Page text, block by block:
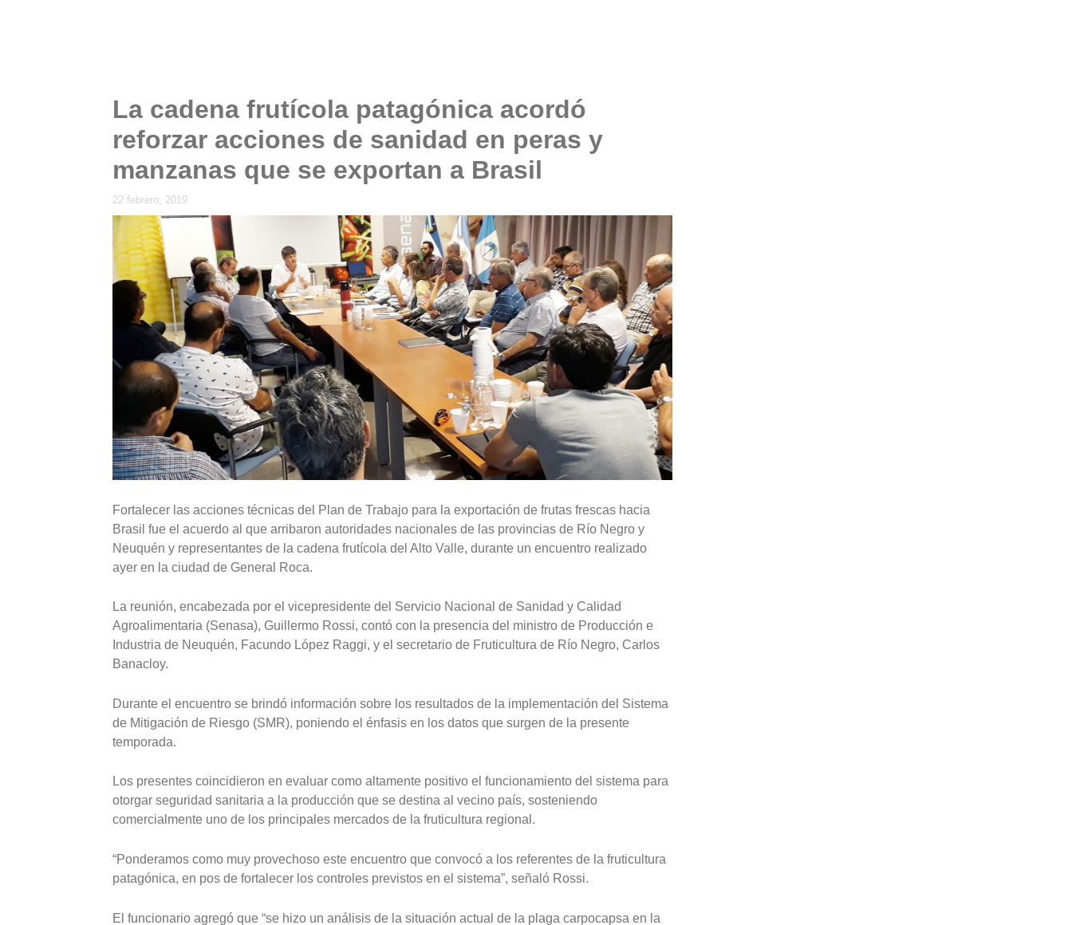
La cadena frutícola patagónica acordó
reforzar acciones de sanidad en peras y
manzanas que se exportan a Brasil
22 febrero, 2019
Fortalecer las acciones técnicas del Plan de Trabajo para la exportación de frutas frescas hacia
Brasil fue el acuerdo al que arribaron autoridades nacionales de las provincias de Río Negro y
Neuquén y representantes de la cadena frutícola del Alto Valle, durante un encuentro realizado
ayer en la ciudad de General Roca.
La reunión, encabezada por el vicepresidente del Servicio Nacional de Sanidad y Calidad
Agroalimentaria (Senasa), Guillermo Rossi, contó con la presencia del ministro de Producción e
Industria de Neuquén, Facundo López Raggi, y el secretario de Fruticultura de Río Negro, Carlos
Banacloy.
Durante el encuentro se brindó información sobre los resultados de la implementación del Sistema
de Mitigación de Riesgo (SMR), poniendo el énfasis en los datos que surgen de la presente
temporada.
Los presentes coincidieron en evaluar como altamente positivo el funcionamiento del sistema para
otorgar seguridad sanitaria a la producción que se destina al vecino país, sosteniendo
comercialmente uno de los principales mercados de la fruticultura regional.
“Ponderamos como muy provechoso este encuentro que convocó a los referentes de la fruticultura
patagónica, en pos de fortalecer los controles previstos en el sistema”, señaló Rossi.
El funcionario agregó que “se hizo un análisis de la situación actual de la plaga carpocapsa en la